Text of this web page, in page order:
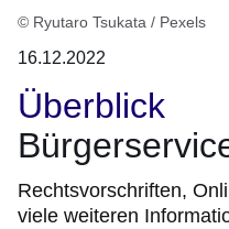
© Ryutaro Tsukata / Pexels
16.12.2022
Überblick
Rechtsvorschriften,
viele weiteren